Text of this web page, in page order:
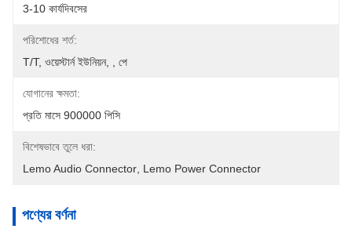
3-10 কার্যদিবসের
পরিশোধের শর্ত:
T/T, ওয়েস্টার্ন ইউনিয়ন, , পে
যোগানের ক্ষমতা:
প্রতি মাসে 900000 পিসি
বিশেষভাবে তুলে ধরা:
Lemo Audio Connector Lemo Power Connector
পণ্যের বর্ণনা